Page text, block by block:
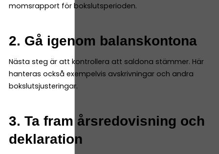
momsrapport för bokslutsperioden.
2. Gå igenom balanskontona
Nästa steg är att kontrollera att saldona stämmer. Här
hanteras också exempelvis avskrivningar och andra
bokslutsjusteringar.
3. Ta fram årsredovisning och
deklaration